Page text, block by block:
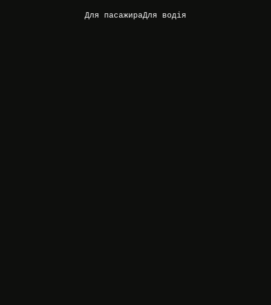
Для пасажираДля водія